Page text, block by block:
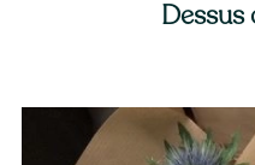
Dessus